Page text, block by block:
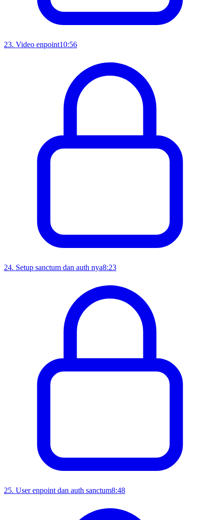
23. Video enpoint10:56
24. Setup sanctum dan auth nya8:23
25. User enpoint dan auth sanctum8:48